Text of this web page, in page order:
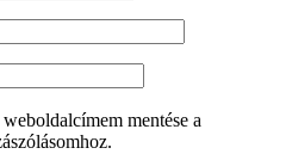
mentése a